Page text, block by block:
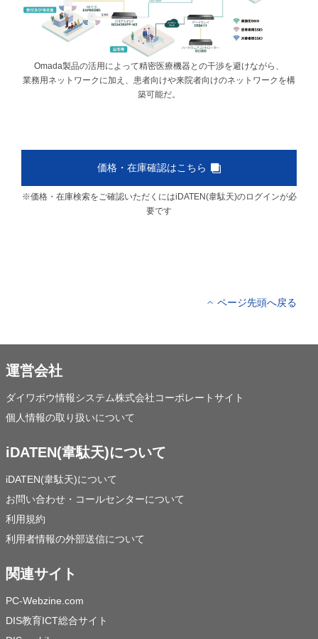
Omada製品の活用によって精密医療機器との干渉を避けながら、
業務用ネットワークに加え、患者向けや来院者向けのネットワークを構
築可能だ。
価格・在庫確認はこちら
※価格・在庫検索をご確認いただくにはiDATEN(韋駄天)のログインが必
要です
ページ先頭へ戻る
運営会社
ダイワボウ情報システム株式会社コーポレートサイト
個人情報の取り扱いについて
iDATEN(韋駄天)について
iDATEN(韋駄天)について
お問い合わせ・コールセンターについて
利用規約
利用者情報の外部送信について
関連サイト
PC-Webzine.com
DIS教育ICT総合サイト